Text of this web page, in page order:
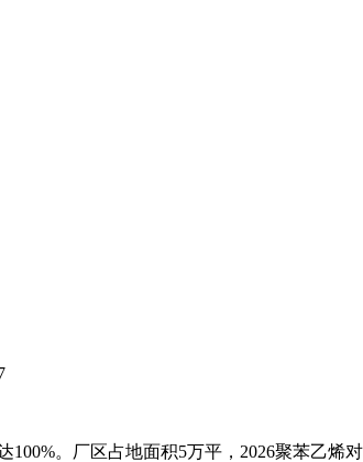
。厂区占地面积5万平，2026聚苯乙烯